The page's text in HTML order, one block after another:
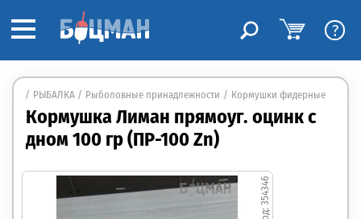
?
РЫБАЛКА Рыболовные принадлежности Кормушки фидерные
Кормушка Лиман прямоуг. оцинк с
дном 100 гр (ПР-100 Zn)
354346